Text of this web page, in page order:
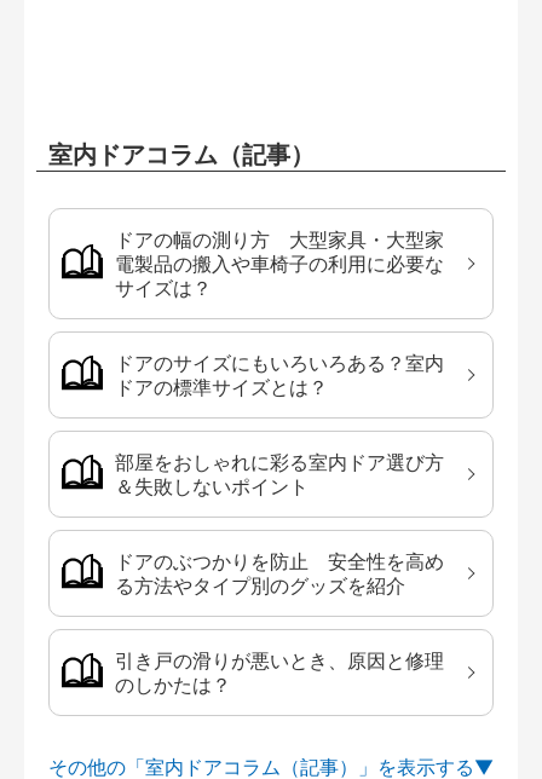
室内ドアコラム（記事）
ドアの幅の測り方 大型家具・大型家
電製品の搬入や車椅子の利用に必要な
サイズは？
ドアのサイズにもいろいろある？室内
ドアの標準サイズとは？
部屋をおしゃれに彩る室内ドア選び方
＆失敗しないポイント
ドアのぶつかりを防止 安全性を高め
る方法やタイプ別のグッズを紹介
引き戸の滑りが悪いとき、原因と修理
のしかたは？
その他の「室内ドアコラム（記事）」を